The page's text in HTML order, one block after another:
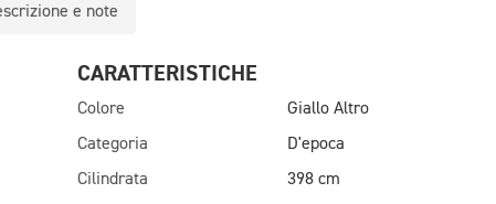
e note
CARATTERISTICHE
Colore
Giallo Altro
Categoria
D'epoca
Cilindrata
398 cm